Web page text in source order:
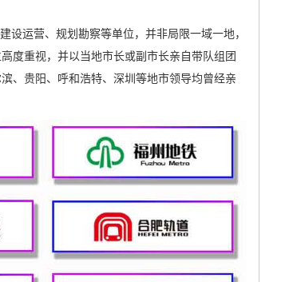
运营、规划勘察等单位，并非局限一域一地，
度重视，并以当地市长或副市长亲自带队组团
、贵阳、呼和浩特、深圳等地市领导均曾经亲